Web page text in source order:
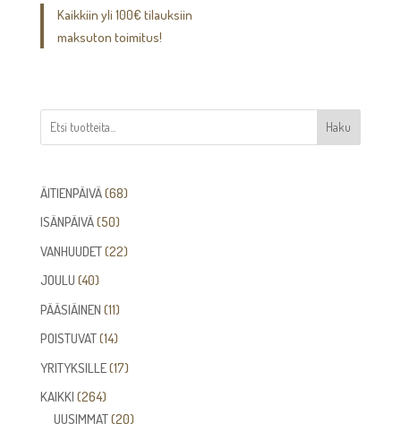
Kaikkiin yli 100€ tilauksiin
maksuton toimitus!
Haku
ÄITIENPÄIVÄ 6868
ISÄNPÄIVÄ 5050
tuotetta
VANHUUDET 2222
JOULU 4040
tuotetta
PÄÄSIÄINEN 1111
tuotetta
POISTUVAT 1414
tuotetta
YRITYKSILLE 1717
KAIKKI 264264
tuotetta
UUSIMMAT 2020